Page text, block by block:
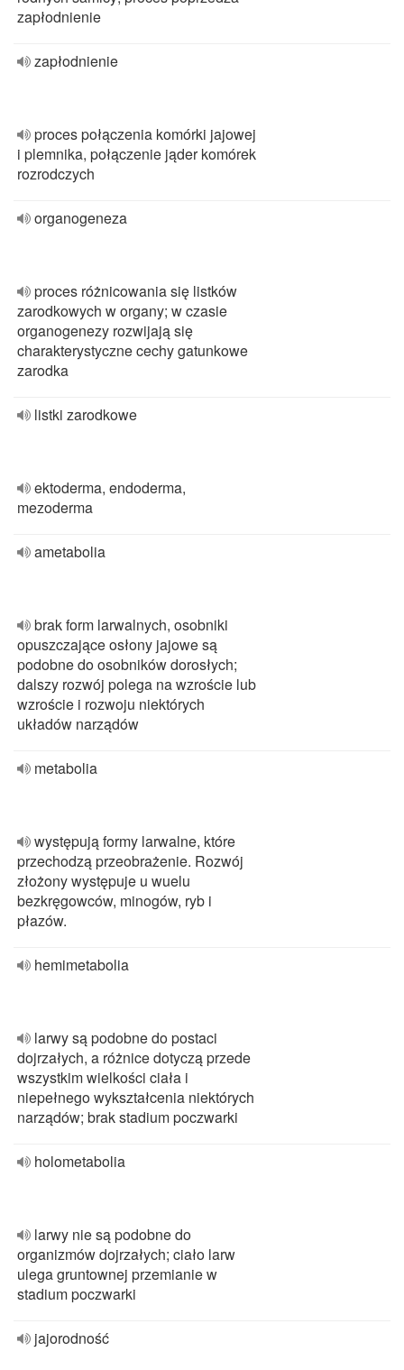
zapłodnienie
zapłodnienie
proces połączenia komórki jajowej
i plemnika, połączenie jąder komórek
rozrodczych
organogeneza
proces różnicowania się listków
zarodkowych w organy; w czasie
organogenezy rozwijają się
charakterystyczne cechy gatunkowe
zarodka
listki zarodkowe
ektoderma, endoderma,
mezoderma
ametabolia
brak form larwalnych, osobniki
opuszczające osłony jajowe są
podobne do osobników dorosłych;
dalszy rozwój polega na wzroście lub
wzroście i rozwoju niektórych
układów narządów
metabolia
występują formy larwalne, które
przechodzą przeobrażenie. Rozwój
złożony występuje u wuelu
bezkręgowców, minogów, ryb i
płazów.
hemimetabolia
larwy są podobne do postaci
dojrzałych, a różnice dotyczą przede
wszystkim wielkości ciała i
niepełnego wykształcenia niektórych
narządów; brak stadium poczwarki
holometabolia
larwy nie są podobne do
organizmów dojrzałych; ciało larw
ulega gruntownej przemianie w
stadium poczwarki
jajorodność